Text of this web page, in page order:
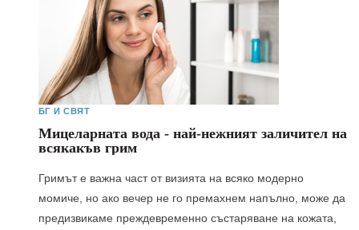
БГ И СВЯТ
Мицеларната вода - най-нежният заличител на
всякакъв грим
Гримът е важна част от визията на всяко модерно
момиче, но ако вечер не го премахнем напълно, може да
предизвикаме преждевременно състаряване на кожата,